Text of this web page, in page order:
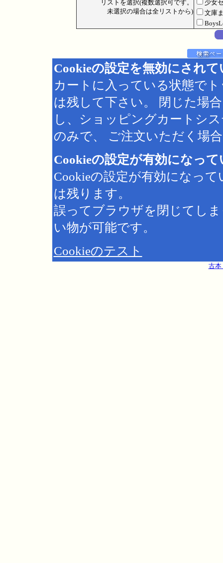
リストを選択(複数選択可です。
未選択の場合は全リストから)
少女
文庫
Cookieの設定を無効にされ
カートに入っている状態で
は残して下さい。 閉じた場
し、ショッピングカートシ
のみで、 ご注文いただく場
Cookieの設定が有効になっ
Cookieの設定が有効になっ
は残ります。
誤ってブラウザを閉じてし
い物が可能です。
Cookieのテスト
古本